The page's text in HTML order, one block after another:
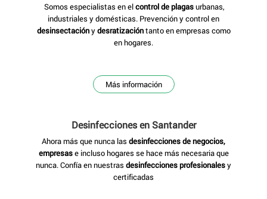
Somos especialistas en elcontrol de plagasurbanas,
industriales y domésticas. Prevención y control en
desinsectaciónydesratizacióntanto en empresas como
en hogares.
Más información
Desinfeccionesen Santander
Ahora más que nunca las desinfecciones de negocios,
empresase incluso hogares se hace más necesaria que
nunca. Confía en nuestras desinfecciones profesionalesy
certificadas